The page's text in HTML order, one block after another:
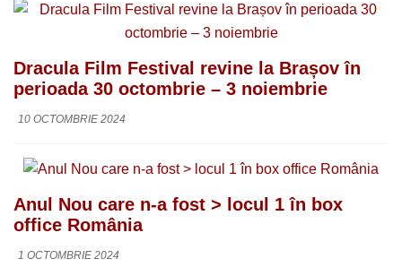
Dracula Film Festival revine la Brașov în
perioada 30 octombrie – 3 noiembrie
10 OCTOMBRIE 2024
Anul Nou care n-a fost > locul 1 în box
office România
1 OCTOMBRIE 2024